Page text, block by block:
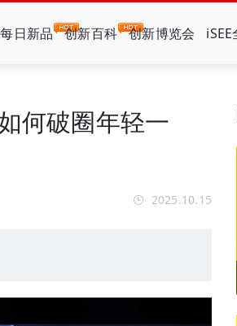
每日新品 创新百科 创新博览会
何破圈年轻一
2025.10.15